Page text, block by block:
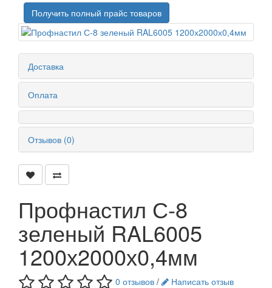
Получить полный прайс товаров
Доставка
Оплата
Отзывов (0)
Профнастил С-8
зеленый RAL6005
1200х2000х0,4мм
0 отзывов / Написать отзыв